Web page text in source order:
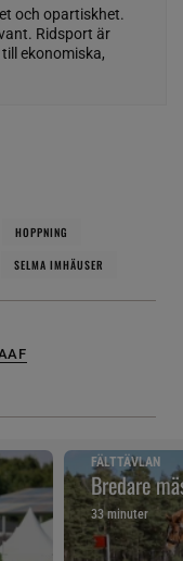
och opartiskhet.
Ridsport är
ekonomiska,
HOPPNING
SELMA IMHÄUSER
FÄLTTÄVLAN
Bredare
33 minuter